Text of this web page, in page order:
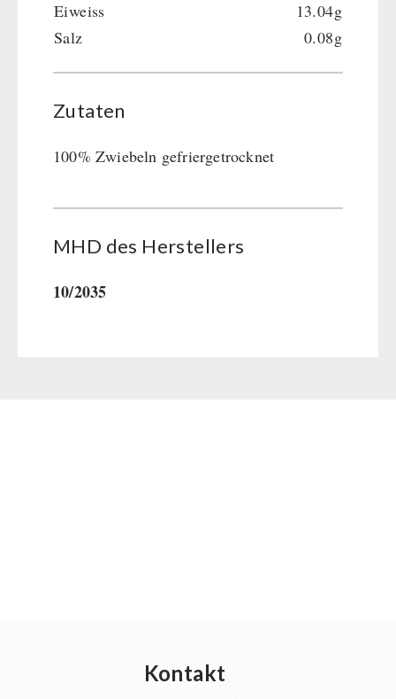
Eiweiss
13.04g
Salz
0.08g
Zutaten
100% Zwiebeln gefriergetrocknet
MHD des Her­stel­lers
10/2035
Kontakt